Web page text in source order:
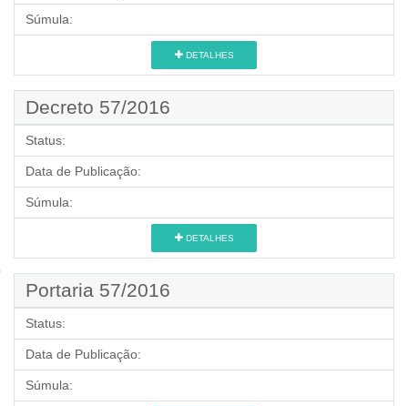
Súmula:
DETALHES
Decreto 57/2016
Status:
Data de Publicação:
Súmula:
DETALHES
Portaria 57/2016
Status:
Data de Publicação:
Súmula: